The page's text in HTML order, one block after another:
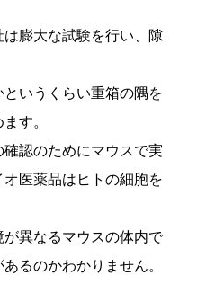
膨大な試験を行い、隙
いうくらい重箱の隅を
す。
認のためにマウスで実
医薬品はヒトの細胞を
異なるマウスの体内で
るのかわかりません。